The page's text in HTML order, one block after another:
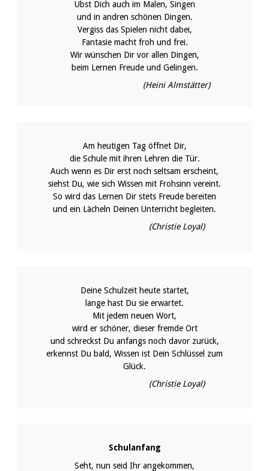
Übst Dich auch im Malen, Singen
und in andren schönen Dingen.
Vergiss das Spielen nicht dabei,
Fantasie macht froh und frei.
Wir wünschen Dir vor allen Dingen,
beim Lernen Freude und Gelingen.
(Heini Almstätter)
Am heutigen Tag öffnet Dir,
die Schule mit ihren Lehren die Tür.
Auch wenn es Dir erst noch seltsam erscheint,
siehst Du, wie sich Wissen mit Frohsinn vereint.
So wird das Lernen Dir stets Freude bereiten
und ein Lächeln Deinen Unterricht begleiten.
(Christie Loyal)
Deine Schulzeit heute startet,
lange hast Du sie erwartet.
Mit jedem neuen Wort,
wird er schöner, dieser fremde Ort
und schreckst Du anfangs noch davor zurück,
erkennst Du bald, Wissen ist Dein Schlüssel zum
Glück.
(Christie Loyal)
Schulanfang
Seht, nun seid Ihr angekommen,